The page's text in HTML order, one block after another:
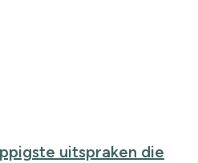
uitspraken die